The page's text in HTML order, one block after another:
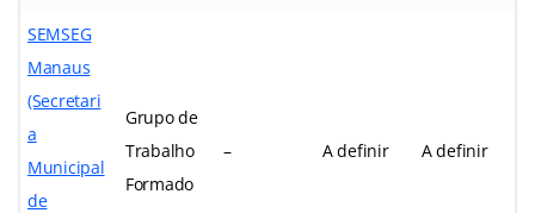
SEMSEG
Manaus
(Secretari
a
Municipal
de
Grupo de
Trabalho
Formado
– A definir A definir